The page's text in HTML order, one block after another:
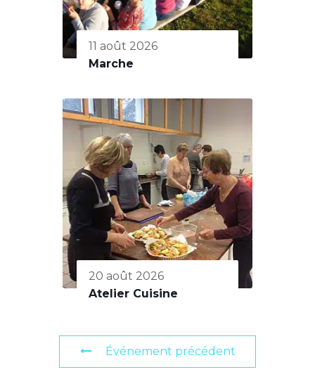
11 août 2026
Marche
20 août 2026
Atelier Cuisine
Événement précédent